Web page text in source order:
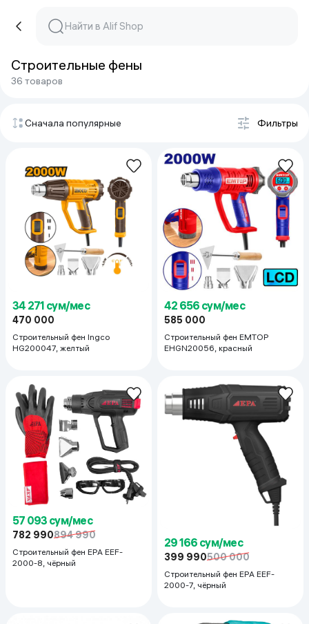
Строительные фены
36 товаров
Сначала популярные Фильтры
34 271 сум/мес
470 000
Строительный фен Ingco
HG200047, желтый
42 656 сум/мес
585 000
Строительный фен EMTOP
EHGN20056, красный
57 093 сум/мес
782 990894 990
Строительный фен EPA EEF-
2000-8, чёрный
29 166 сум/мес
399 990500 000
Строительный фен EPA EEF-
2000-7, чёрный